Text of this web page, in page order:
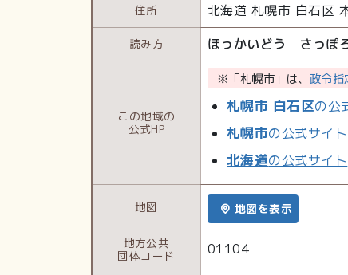
住所 北海道 札幌市 白石区
読み方 ほっかいどう さっぽ
この地域の
公式HP
※「札幌市」は、 政令指
札幌市 白石区の公
札幌市の公式サイト
北海道の公式サイト
地図 地図を表示
地方公共
団体コード
01104